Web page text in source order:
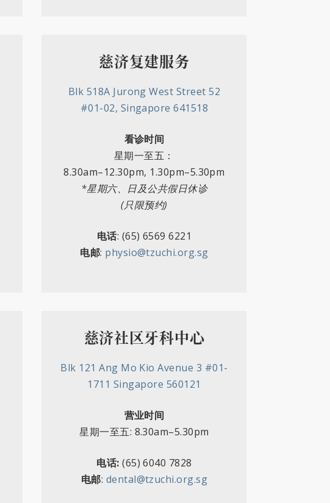
慈济复建服务
Blk 518A Jurong West Street 52
#01-02, Singapore 641518
看诊时间
星期一至五：
8.30am–12.30pm, 1.30pm–5.30pm
*星期六、日及公共假日休诊
(只限预约)
电话: (65) 6569 6221
电邮: physio@tzuchi.org.sg
慈济社区牙科中心
Blk 121 Ang Mo Kio Avenue 3 #01-
1711 Singapore 560121
营业时间
星期一至五: 8.30am–5.30pm
电话: (65) 6040 7828
电邮: dental@tzuchi.org.sg